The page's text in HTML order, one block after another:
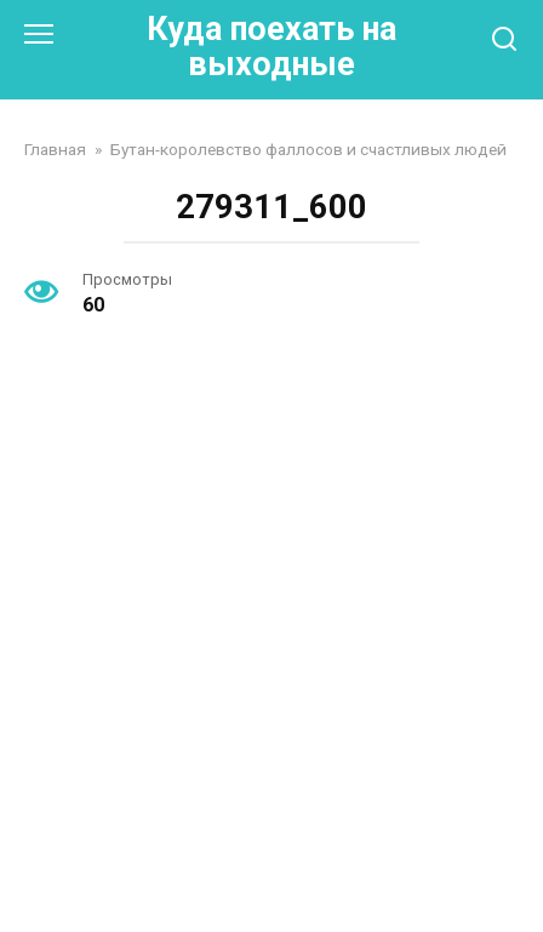
Куда поехать на
выходные
Главная » Бутан-королевство фаллосов и счастливых людей
279311_600
Просмотры
60